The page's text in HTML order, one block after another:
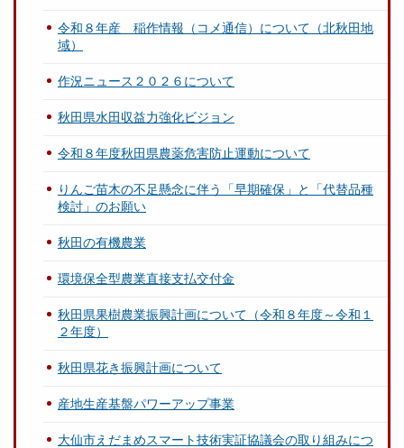
令和８年産 稲作情報（コメ通信）について（北秋田地
域）
作況ニュース２０２６について
秋田県水田収益力強化ビジョン
令和８年度秋田県農薬危害防止運動について
りんご苗木の不足懸念に伴う「早期確保」と「代替品種
検討」のお願い
秋田の有機農業
環境保全型農業直接支払交付金
秋田県果樹農業振興計画について（令和８年度～令和１
２年度）
秋田県花き振興計画について
産地生産基盤パワーアップ事業
大仙市えだまめスマート技術実証協議会の取り組みにつ